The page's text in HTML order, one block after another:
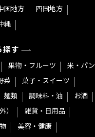
国地方
四国地方
縄
探す
果物・フルーツ
米・パン
菜
菓子・スイーツ
麺類 調味料・油
お酒
）
雑貨・日用品
美容・健康